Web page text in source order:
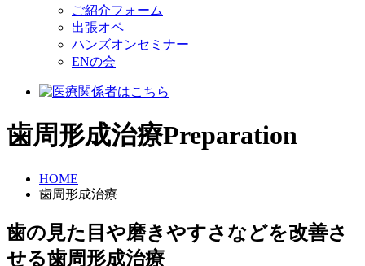
ご紹介フォーム
出張オペ
ハンズオンセミナー
ENの会
歯周形成治療Preparation
HOME
歯周形成治療
歯の見た目や磨きやすさなどを改善さ
せる歯周形成治療